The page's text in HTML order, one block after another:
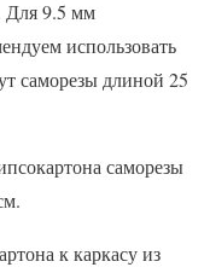
Для 9.5 мм
использовать
саморезы длиной 25
саморезы
к каркасу из